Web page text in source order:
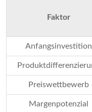
Faktor
Anfangsinvestition
Preiswettbewerb
Margenpotenzial